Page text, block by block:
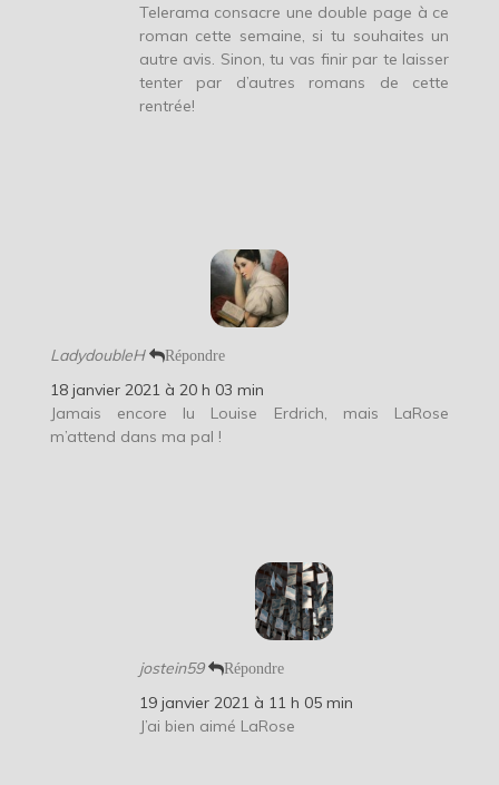
Telerama consacre une double page à ce
roman cette semaine, si tu souhaites un
autre avis. Sinon, tu vas finir par te laisser
tenter par d’autres romans de cette
rentrée!
LadydoubleH Répondre
18 janvier 2021 à 20 h 03 min
Jamais encore lu Louise Erdrich, mais LaRose
m’attend dans ma pal !
jostein59 Répondre
19 janvier 2021 à 11 h 05 min
J’ai bien aimé LaRose